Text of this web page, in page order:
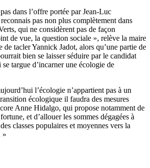
dans l’offre portée par Jean-Luc
pas non plus complètement dans
qui ne considèrent pas de façon
de vue, la question sociale », relève la maire
de tacler Yannick Jadot, alors qu’une partie de
bien se laisser séduire par le candidat
targue d’incarner une écologie de
l’écologie n’appartient pas à un
écologique il faudra des mesures
Anne Hidalgo, qui propose notamment de
et d’allouer les sommes dégagées à
classes populaires et moyennes vers la
»